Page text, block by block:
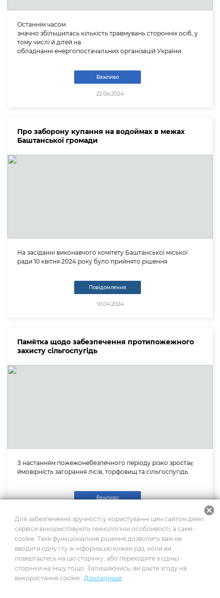
Останнім часом
значно збільшилась кількість травмувань сторонніх осіб, у
тому числі й дітей на
обладнанні енергопостачальних організацій України.
Важливо
22.04.2024
Про заборону купання на водоймах в межах
Баштанської громади
На засіданні виконавчого комітету Баштанської міської
ради 10 квітня 2024 року було прийнято рішення
Повідомлення
10.04.2024
Пам`ятка щодо забезпечення протипожежного
захисту сільгоспугідь
З настанням пожежонебезпечного періоду різко зростає
ймовірність загорання лісів, торфовищ та сільгоспугідь.
Важливо
Відбулося засідання комісії з питань ТЕБ і НС
Для забезпечення зручності у користуванні цим сайтом деякі
сервіси використовують технологічні особливості, а саме -
cookie. Таке функціональне рішення дозволить вам не
вводити одну і ту ж інформацію кожен раз, коли ви
повертаєтесь на цю сторінку, або переходите з однієї
сторінки на іншу тощо. Залишаючись, ви даєте згоду на
використання cookie. Докладніше
cancel